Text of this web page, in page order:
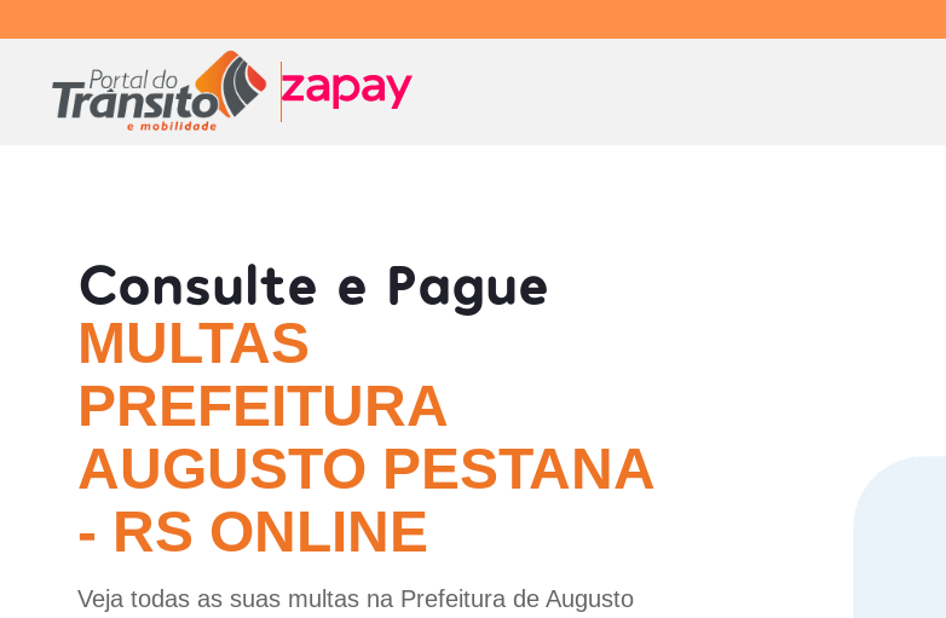
Consulte e Pague
MULTAS
PREFEITURA
AUGUSTO PESTANA
- RS ONLINE
Veja todas as suas multas na Prefeitura de Augusto